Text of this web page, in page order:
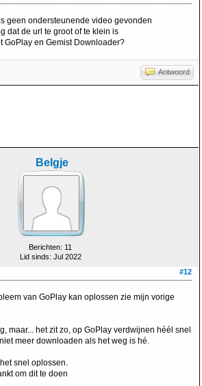
geen ondersteunende video gevonden
dat de url te groot of te klein is
GoPlay en Gemist Downloader?
Antwoord
Belgje
Berichten: 11
Lid sinds: Jul 2022
#12
van GoPlay kan oplossen zie mijn vorige
maar... het zit zo, op GoPlay verdwijnen héél snel
meer downloaden als het weg is hé.
snel oplossen.
om dit te doen